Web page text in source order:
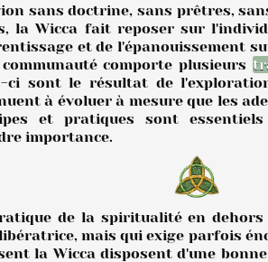
sans doctrine, sans prêtres,
la Wicca fait reposer sur
et de l'épanouissement
comporte plusieurs
ci sont le résultat de
à évoluer à mesure que les
et pratiques sont
importance.
de la spiritualité en
mais qui exige parfois
la Wicca disposent d'une